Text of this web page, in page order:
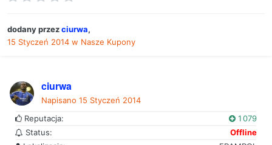
dodany przezciurwa,
15 Styczeń 2014 w Nasze Kupony
ciurwa
Napisano 15 Styczeń 2014
Reputacja:
1 079
Status:
Offline